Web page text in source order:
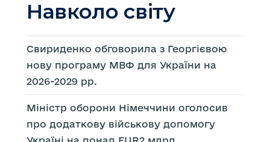
Навколо світу
Свириденко обговорила з Георгієвою
нову програму МВФ для України на
2026-2029 рр.
Міністр оборони Німеччини оголосив
про додаткову військову допомогу